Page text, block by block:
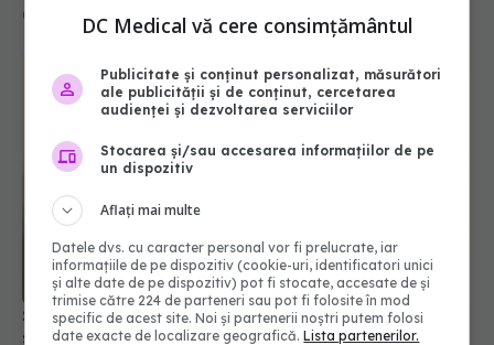
Șeful CNAS, mesaj după revolta radiologilor: În
sănătate, timpul se măsoară în șanse la viață
04 aug 2026, 10:10
DC Medical vă cere consimțământul
Publicitate și conținut personalizat, măsurători
ale publicității și de conținut, cercetarea
audienței și dezvoltarea serviciilor
Stocarea și/sau accesarea informațiilor de pe
un dispozitiv
Aflați mai multe
Datele dvs. cu caracter personal vor fi prelucrate, iar
informațiile de pe dispozitiv (cookie-uri, identificatori unici
și alte date de pe dispozitiv) pot fi stocate, accesate de și
trimise către 224 de parteneri sau pot fi folosite în mod
specific de acest site. Noi și partenerii noștri putem folosi
date exacte de localizare geografică.Lista partenerilor.